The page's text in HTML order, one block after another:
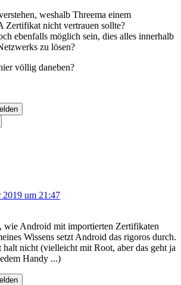
weshalb Threema einem
Zertifikat nicht vertrauen sollte?
ebenfalls möglich sein, dies alles innerhalb
zu lösen?
völlig daneben?
2019 um 21:47
wie Android mit importierten Zertifikaten
Wissens setzt Android das rigoros durch.
halt nicht (vielleicht mit Root, aber das geht ja
Handy ...)